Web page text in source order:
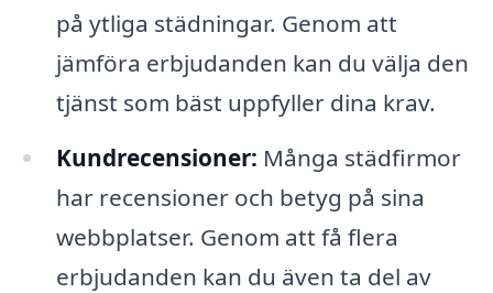
på ytliga städningar. Genom att
jämföra erbjudanden kan du välja den
tjänst som bäst uppfyller dina krav.
Kundrecensioner: Många städfirmor
har recensioner och betyg på sina
webbplatser. Genom att få flera
erbjudanden kan du även ta del av